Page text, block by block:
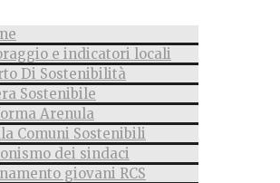
e indicatori locali
Di Sostenibilità
Sostenibile
Arenula
Comuni Sostenibili
dei sindaci
giovani RCS